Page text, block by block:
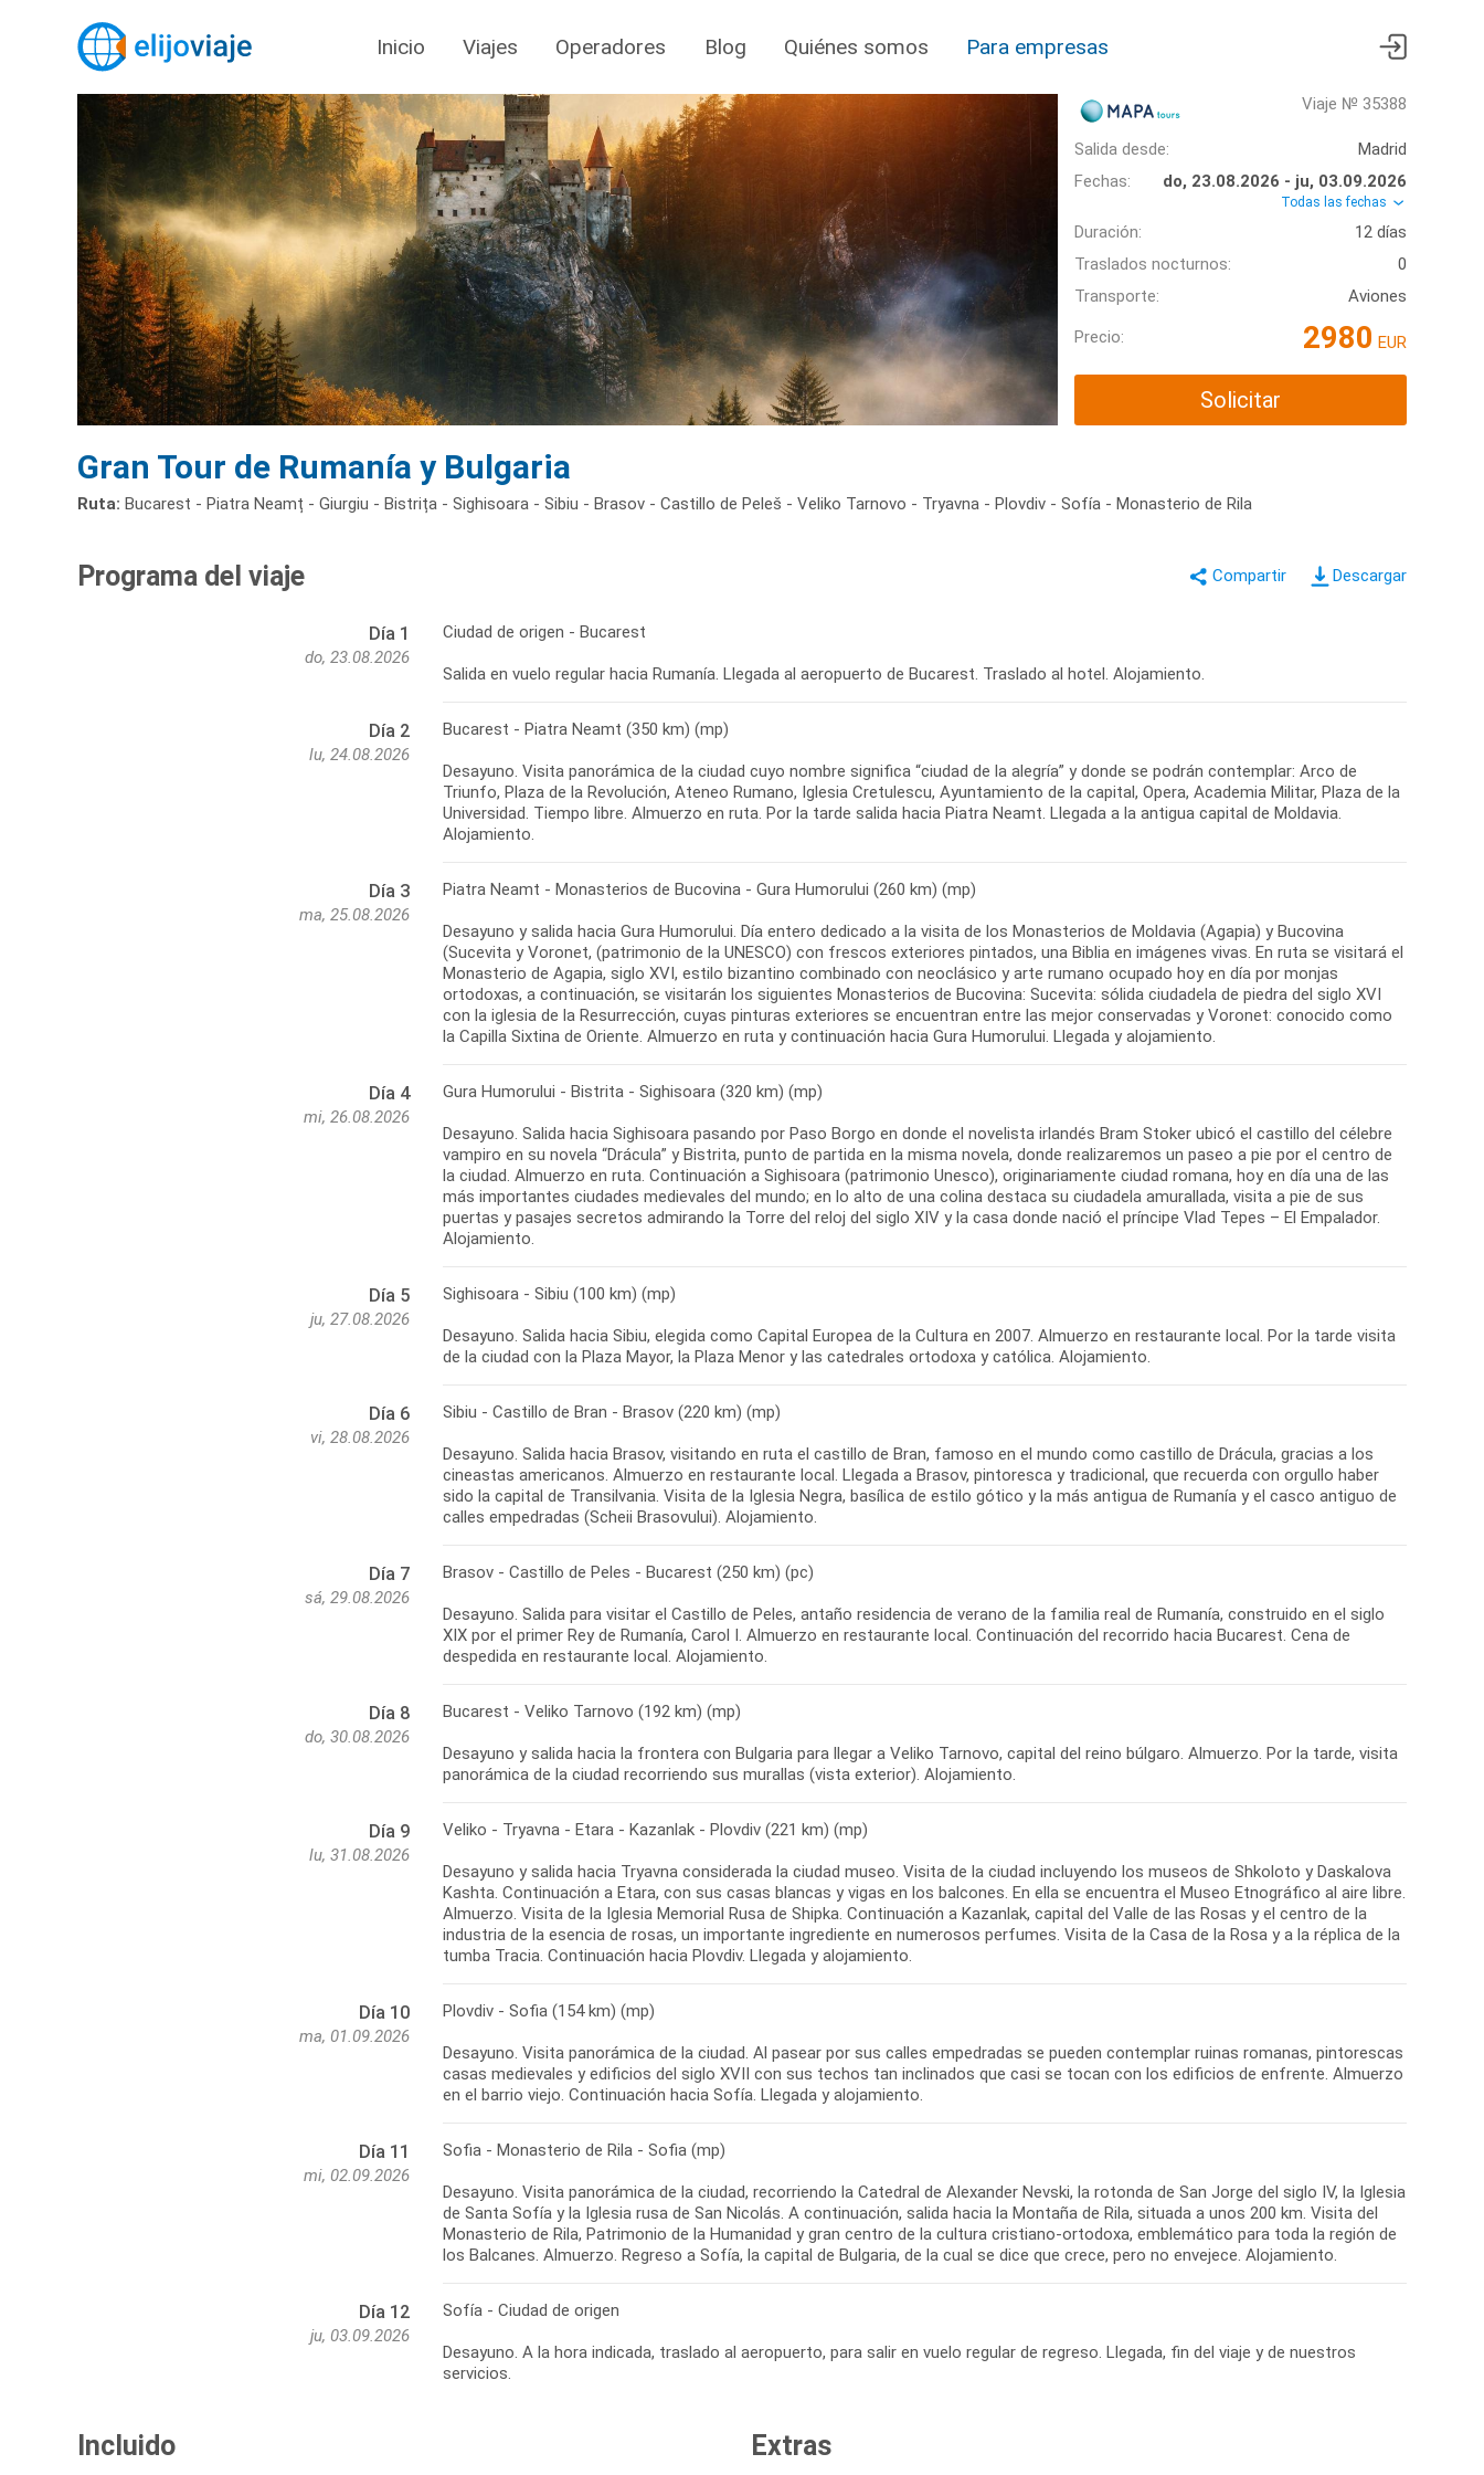
Inicio Viajes Operadores Blog Quiénes somos Para empresas
Viaje № 35388
Salida desde:
Madrid
Fechas:
do, 23.08.2026 - ju, 03.09.2026
Todas las fechas
Duración:
12 días
Traslados nocturnos:
0
Transporte:
Aviones
Precio: 2980 EUR
Solicitar
Gran Tour de Rumanía y Bulgaria
Ruta: Bucarest - Piatra Neamț - Giurgiu - Bistrița - Sighisoara - Sibiu - Brasov - Castillo de Peleš - Veliko Tarnovo - Tryavna - Plovdiv - Sofía - Monasterio de Rila
Descargar
Programa del viaje
Día 1
do, 23.08.2026
Ciudad de origen - Bucarest
Día 2
lu, 24.08.2026
Bucarest - Piatra Neamt (350 km) (mp)
Desayuno. Visita panorámica de la ciudad cuyo nombre significa “ciudad de la alegría” y donde se podrán contemplar: Arco de
Triunfo, Plaza de la Revolución, Ateneo Rumano, Iglesia Cretulescu, Ayuntamiento de la capital, Opera, Academia Militar, Plaza de la
Universidad. Tiempo libre. Almuerzo en ruta. Por la tarde salida hacia Piatra Neamt. Llegada a la antigua capital de Moldavia.
Día 3
ma, 25.08.2026
Piatra Neamt - Monasterios de Bucovina - Gura Humorului (260 km) (mp)
Desayuno y salida hacia Gura Humorului. Día entero dedicado a la visita de los Monasterios de Moldavia (Agapia) y Bucovina
(Sucevita y Voronet, (patrimonio de la UNESCO) con frescos exteriores pintados, una Biblia en imágenes vivas. En ruta se visitará el
Monasterio de Agapia, siglo XVI, estilo bizantino combinado con neoclásico y arte rumano ocupado hoy en día por monjas
ortodoxas, a continuación, se visitarán los siguientes Monasterios de Bucovina: Sucevita: sólida ciudadela de piedra del siglo XVI
con la iglesia de la Resurrección, cuyas pinturas exteriores se encuentran entre las mejor conservadas y Voronet: conocido como
Día 4
mi, 26.08.2026
Gura Humorului - Bistrita - Sighisoara (320 km) (mp)
Desayuno. Salida hacia Sighisoara pasando por Paso Borgo en donde el novelista irlandés Bram Stoker ubicó el castillo del célebre
vampiro en su novela “Drácula” y Bistrita, punto de partida en la misma novela, donde realizaremos un paseo a pie por el centro de
la ciudad. Almuerzo en ruta. Continuación a Sighisoara (patrimonio Unesco), originariamente ciudad romana, hoy en día una de las
más importantes ciudades medievales del mundo; en lo alto de una colina destaca su ciudadela amurallada, visita a pie de sus
puertas y pasajes secretos admirando la Torre del reloj del siglo XIV y la casa donde nació el príncipe Vlad Tepes – El Empalador.
Día 5
ju, 27.08.2026
Sighisoara - Sibiu (100 km) (mp)
Desayuno. Salida hacia Sibiu, elegida como Capital Europea de la Cultura en 2007. Almuerzo en restaurante local. Por la tarde visita
Día 6
vi, 28.08.2026
Sibiu - Castillo de Bran - Brasov (220 km) (mp)
Desayuno. Salida hacia Brasov, visitando en ruta el castillo de Bran, famoso en el mundo como castillo de Drácula, gracias a los
cineastas americanos. Almuerzo en restaurante local. Llegada a Brasov, pintoresca y tradicional, que recuerda con orgullo haber
sido la capital de Transilvania. Visita de la Iglesia Negra, basílica de estilo gótico y la más antigua de Rumanía y el casco antiguo de
Día 7
sá, 29.08.2026
Brasov - Castillo de Peles - Bucarest (250 km) (pc)
Desayuno. Salida para visitar el Castillo de Peles, antaño residencia de verano de la familia real de Rumanía, construido en el siglo
XIX por el primer Rey de Rumanía, Carol I. Almuerzo en restaurante local. Continuación del recorrido hacia Bucarest. Cena de
Día 8
do, 30.08.2026
Bucarest - Veliko Tarnovo (192 km) (mp)
Desayuno y salida hacia la frontera con Bulgaria para llegar a Veliko Tarnovo, capital del reino búlgaro. Almuerzo. Por la tarde, visita
Día 9
lu, 31.08.2026
Veliko - Tryavna - Etara - Kazanlak - Plovdiv (221 km) (mp)
Desayuno y salida hacia Tryavna considerada la ciudad museo. Visita de la ciudad incluyendo los museos de Shkoloto y Daskalova
Kashta. Continuación a Etara, con sus casas blancas y vigas en los balcones. En ella se encuentra el Museo Etnográfico al aire libre.
Almuerzo. Visita de la Iglesia Memorial Rusa de Shipka. Continuación a Kazanlak, capital del Valle de las Rosas y el centro de la
industria de la esencia de rosas, un importante ingrediente en numerosos perfumes. Visita de la Casa de la Rosa y a la réplica de la
Día 10
ma, 01.09.2026
Plovdiv - Sofia (154 km) (mp)
Desayuno. Visita panorámica de la ciudad. Al pasear por sus calles empedradas se pueden contemplar ruinas romanas, pintorescas
casas medievales y edificios del siglo XVII con sus techos tan inclinados que casi se tocan con los edificios de enfrente. Almuerzo
Día 11
mi, 02.09.2026
Sofia - Monasterio de Rila - Sofia (mp)
Desayuno. Visita panorámica de la ciudad, recorriendo la Catedral de Alexander Nevski, la rotonda de San Jorge del siglo IV, la Iglesia
de Santa Sofía y la Iglesia rusa de San Nicolás. A continuación, salida hacia la Montaña de Rila, situada a unos 200 km. Visita del
Monasterio de Rila, Patrimonio de la Humanidad y gran centro de la cultura cristiano-ortodoxa, emblemático para toda la región de
Día 12
ju, 03.09.2026
Sofía - Ciudad de origen
Desayuno. A la hora indicada, traslado al aeropuerto, para salir en vuelo regular de regreso. Llegada, fin del viaje y de nuestros
Incluido Extras